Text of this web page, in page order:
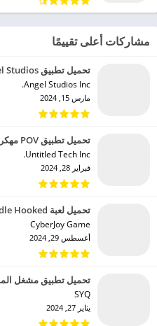
مشاركات أعلى تقييمًا
تحميل تطبيق Angel Studios مهكر للاندرويد 2024
Angel Studios Inc.‏
مارس 15, 2024
تحميل تطبيق POV مهكر للاندرويد 2024
Untitled Tech Inc.‏
فبراير 28, 2024
تحميل لعبة Fishing Frenzy Idle Hooked مهكرة للاندرويد 2024
CyberJoy Game‏
أغسطس 29, 2024
تحميل تطبيق مشغل
SYQ‏
يناير 27, 2024